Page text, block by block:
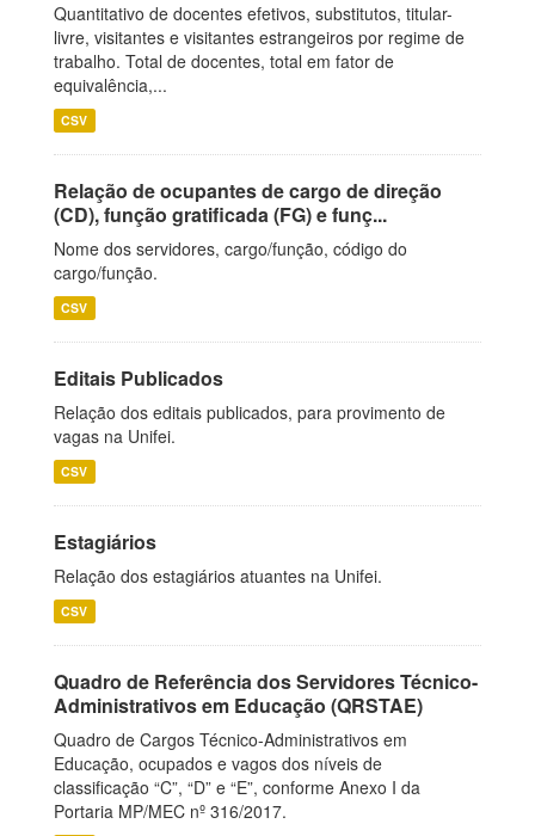
Quantitativo de docentes efetivos, substitutos, titular-
livre, visitantes e visitantes estrangeiros por regime de
trabalho. Total de docentes, total em fator de
equivalência,...
CSV
Relação de ocupantes de cargo de direção
(CD), função gratificada (FG) e funç...
Nome dos servidores, cargo/função, código do
cargo/função.
CSV
Editais Publicados
Relação dos editais publicados, para provimento de
vagas na Unifei.
CSV
Estagiários
Relação dos estagiários atuantes na Unifei.
CSV
Quadro de Referência dos Servidores Técnico-
Administrativos em Educação (QRSTAE)
Quadro de Cargos Técnico-Administrativos em
Educação, ocupados e vagos dos níveis de
classificação “C”, “D” e “E”, conforme Anexo I da
Portaria MP/MEC nº 316/2017.